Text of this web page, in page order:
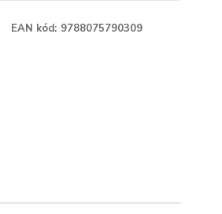
EAN kód: 9788075790309